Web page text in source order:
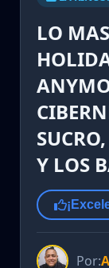
LO
Y LOS
Por: